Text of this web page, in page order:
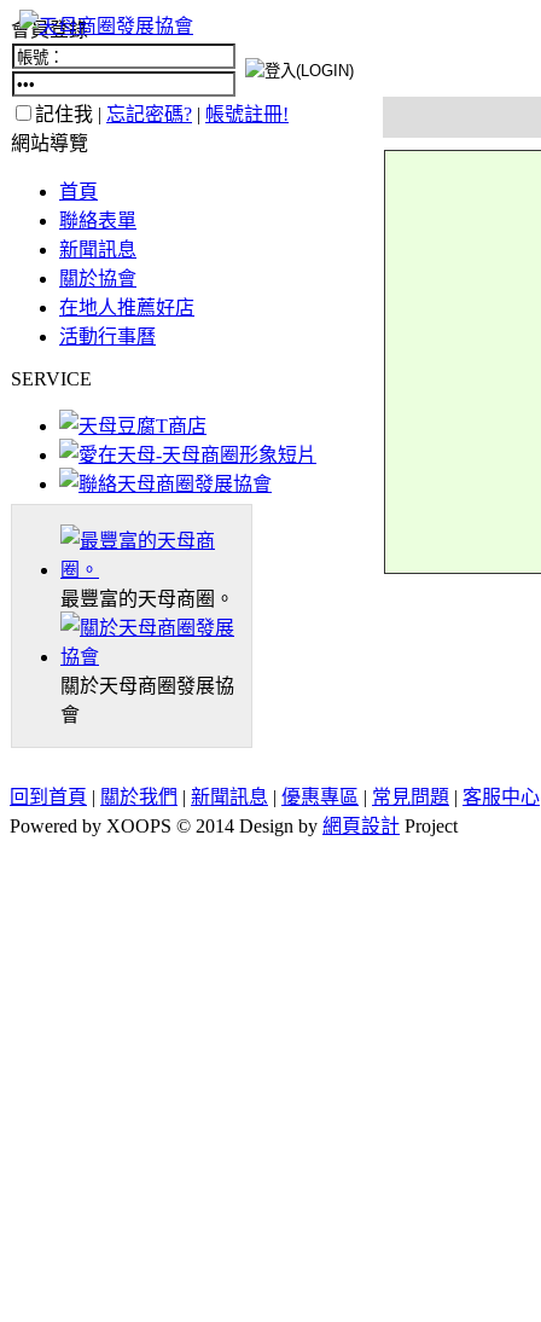
會員登錄
記住我 | 忘記密碼? | 帳號註冊!
網站導覽
首頁
聯絡表單
新聞訊息
關於協會
在地人推薦好店
活動行事曆
SERVICE
最豐富的天母商圈。
關於天母商圈發展協
會
回到首頁 | 關於我們 | 新聞訊息 | 優惠專區 | 常見問題 | 客服中心
Powered by XOOPS © 2014 Design by 網頁設計 Project